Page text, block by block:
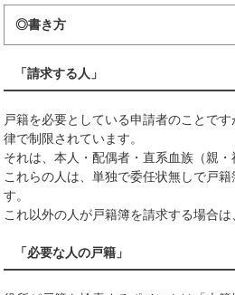
◎書き方
「請求する人」
戸籍を必要としている申請者のことで
律で制限されています。
それは、本人・配偶者・直系血族（親・
これらの人は、単独で委任状無しで戸
す。
これ以外の人が戸籍簿を請求する場合は
「必要な人の戸籍」